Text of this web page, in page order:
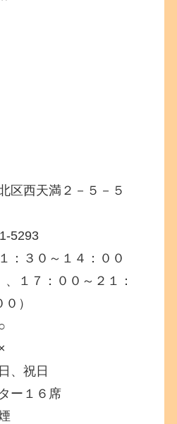
西天満２－５－５
5293
３０～１４：００
、１７：００～２１：
）
、祝日
ー１６席